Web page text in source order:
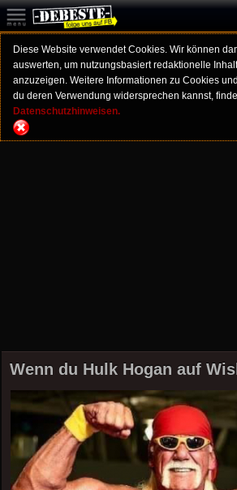
Diese Website verwendet Cookies. Wir können
auswerten, um nutzungsbasiert redaktionelle
anzuzeigen. Weitere Informationen zu Cookies
du deren Verwendung widersprechen kannst,
Datenschutzhinweisen.
Wenn du Hulk Hogan auf